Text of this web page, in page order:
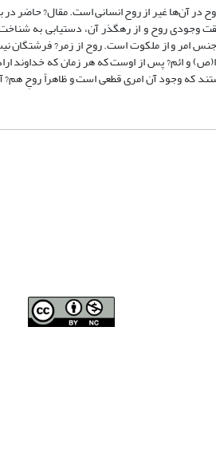
در آن‌ها غیر از روح انسانی است. مقال? حاضر در
روح و از رهگذر آن، دستیابی به
امر و از ملکوت است. روح از زمر? فرشتگان
و ائم? پس از اوست که هر زمان که خداوند
که وجود آن امری قطعی است و ظاهراً روحِ هم?